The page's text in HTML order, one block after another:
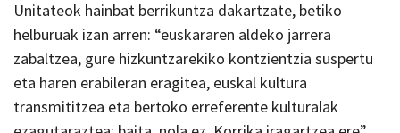
Unitateok hainbat berrikuntza dakartzate, betiko
helburuak izan arren: “euskararen aldeko jarrera
zabaltzea, gure hizkuntzarekiko kontzientzia suspertu
eta haren erabileran eragitea, euskal kultura
transmititzea eta bertoko erreferente kulturalak